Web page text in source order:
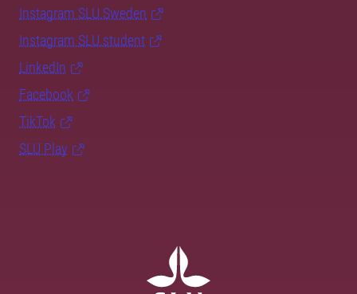
Instagram SLU.Sweden
Instagram SLU.student
LinkedIn
Facebook
TikTok
SLU Play